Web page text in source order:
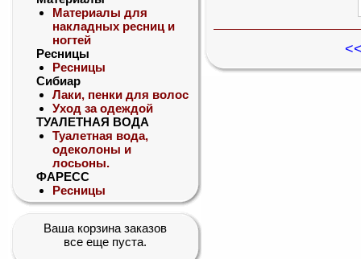
Материалы для
накладных ресниц и
ногтей
Ресницы
Ресницы
Сибиар
Лаки, пенки для волос
Уход за одеждой
ТУАЛЕТНАЯ ВОДА
Туалетная вода,
одеколоны и
лосьоны.
ФАРЕСС
Ресницы
Ваша корзина заказов
все еще пуста.